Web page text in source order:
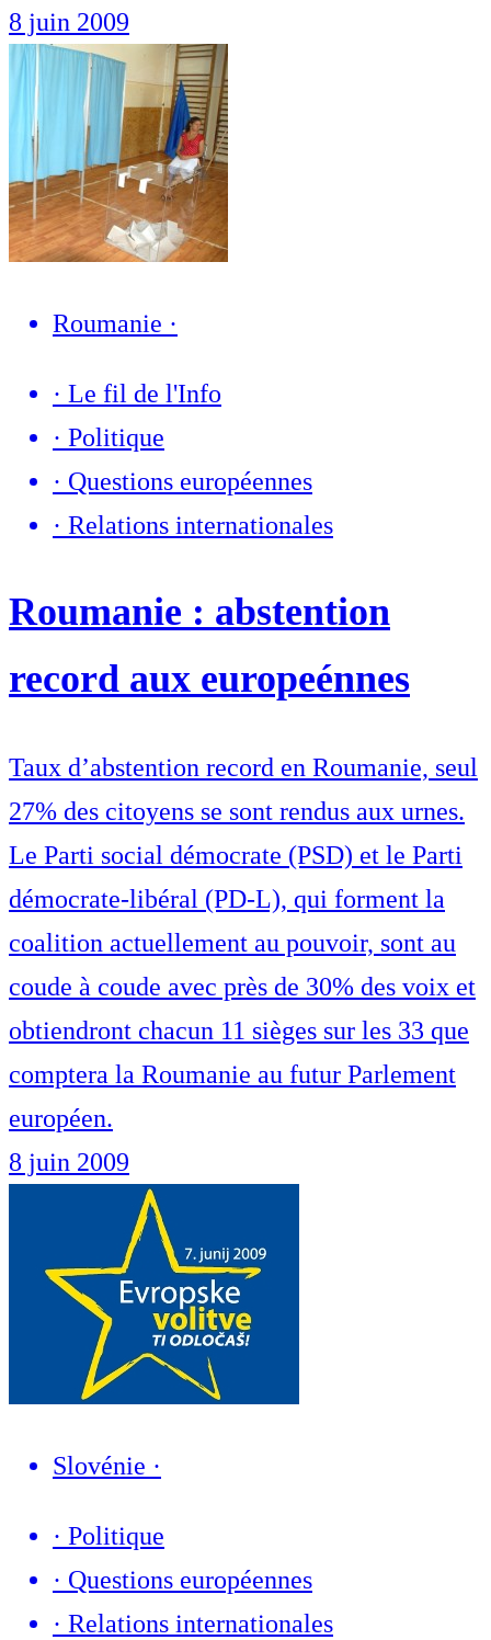
8 juin 2009
Roumanie ·
· Le fil de l'Info
· Politique
· Questions européennes
· Relations internationales
Roumanie : abstention
record aux europeénnes
Taux d’abstention record en Roumanie, seul
27% des citoyens se sont rendus aux urnes.
Le Parti social démocrate (PSD) et le Parti
démocrate-libéral (PD-L), qui forment la
coalition actuellement au pouvoir, sont au
coude à coude avec près de 30% des voix et
obtiendront chacun 11 sièges sur les 33 que
comptera la Roumanie au futur Parlement
européen.
8 juin 2009
Slovénie ·
· Politique
· Questions européennes
· Relations internationales